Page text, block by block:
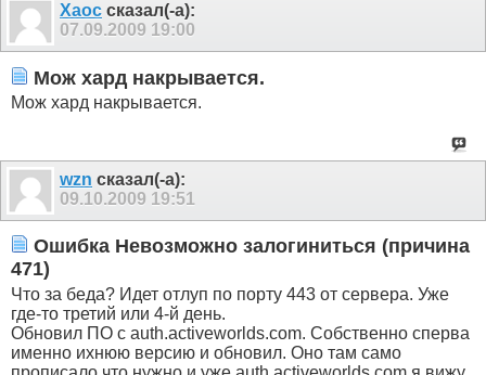
Xaoc сказал(-а):
07.09.2009 19:00
Мож хард накрывается.
Мож хард накрывается.
wzn сказал(-а):
09.10.2009 19:51
Ошибка Невозможно залогиниться (причина
471)
Что за беда? Идет отлуп по порту 443 от сервера. Уже
где-то третий или 4-й день.
Обновил ПО с auth.activeworlds.com. Собственно сперва
именно ихнюю версию и обновил. Оно там само